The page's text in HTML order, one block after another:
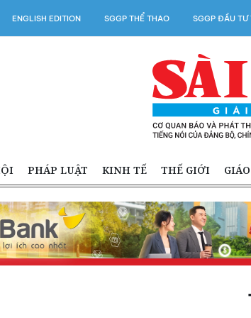
ENGLISH EDITION SGGP THỂ THAO SGGP ĐẦU TƯ
PHÁP LUẬT KINH TẾ THẾ GIỚI